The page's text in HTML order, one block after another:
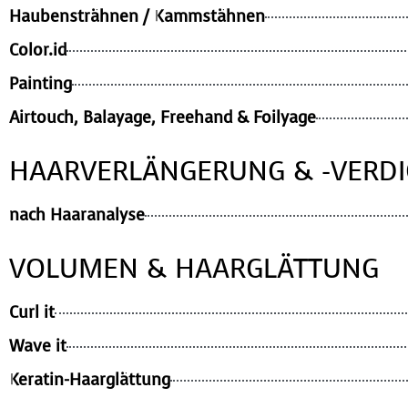
Haubensträhnen / Kammstähnen
Color.id
Painting
Airtouch, Balayage, Freehand & Foilyage
HAARVERLÄNGERUNG & -
nach Haaranalyse
VOLUMEN & HAARGLÄTTUNG
Curl it
Wave it
Keratin-Haarglättung